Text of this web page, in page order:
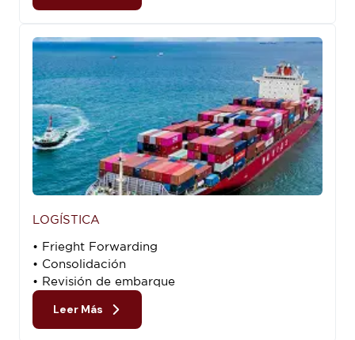
LOGÍSTICA
• Frieght Forwarding
• Consolidación
• Revisión de embarque
Leer Más